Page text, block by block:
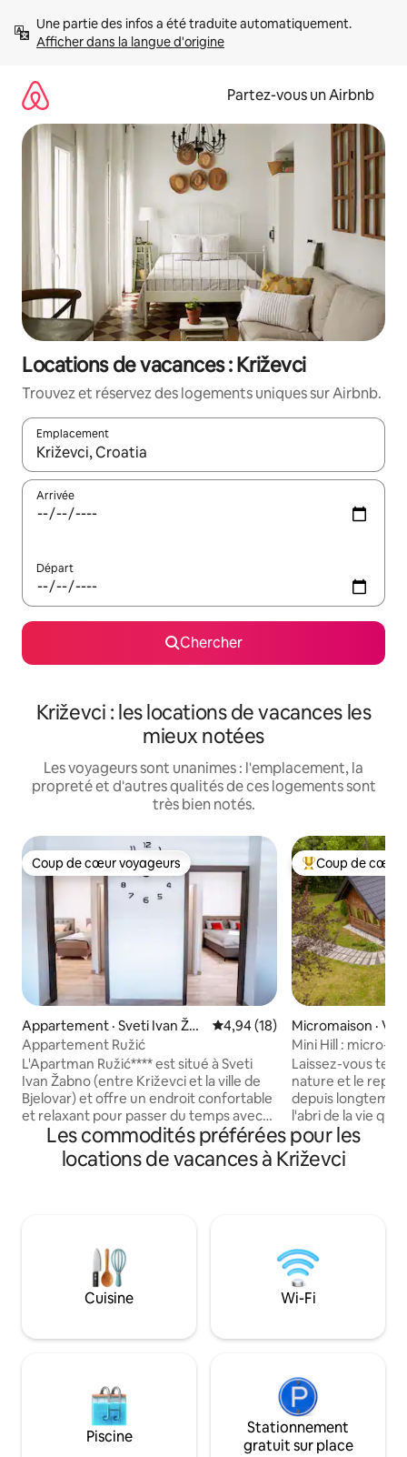
directement
Afficher dans la langue d'origine
Partez-vous un Airbnb
Locations de vacances : Križevci
Trouvez et réservez des logements uniques sur Airbnb.
Emplacement
Quand les résultats sont affichés, parcourez-les en utilisant
Arrivée
Départ
Chercher
Križevci : les locations de vacances les
mieux notées
Les voyageurs sont unanimes : l'emplacement, la
propreté et d'autres qualités de ces logements sont
très bien notés.
Coup de cœur voyageurs
Coup de cœur voyageurs
Appartement · Sveti Ivan Žab
no
Note moyenne de 4,94 sur 5,
4,94 (18)
Appartement Ružić
L'Apartman Ružić**** est situé à Sveti
Ivan Žabno (entre Križevci et la ville de
Bjelovar) et offre un endroit confortable
et relaxant pour passer du temps avec
vos proches. Notre logement offre une
connexion Wi-Fi gratuite et un parking
gratuit. Près de notre appartement et
télévision à écran plat et une cuisine
entièrement équipée avec un four et un
réfrigérateur. Chaque chambre dispose
de sa propre salle de bain. Le minibar fait
Coup de cœur
Coup de cœur
Micromaison ·
Mini Hill : micro-
Laissez-vous
nature et le
depuis
l'abri de la vie
colline, un endroit
détendre, profiter
nature. 💚 Ceci n'est pas un
aiment la
moments de
beauté est dans
vous aimez la
Les commodités préférées pour les
locations de vacances à Križevci
Cuisine Wi-Fi
Piscine
Stationnement
gratuit sur place